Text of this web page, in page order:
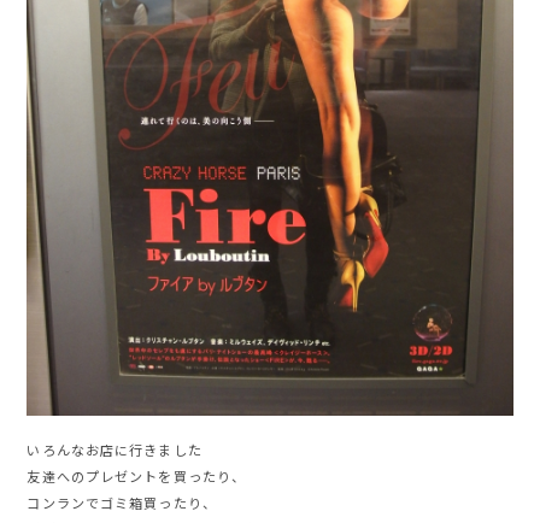
いろんなお店に行きました
友達へのプレゼントを買ったり、
コンランでゴミ箱買ったり、